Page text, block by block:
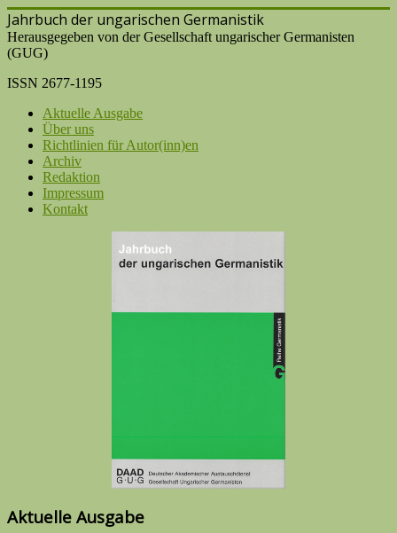
Jahrbuch der ungarischen Germanistik
Herausgegeben von der Gesellschaft ungarischer Germanisten
(GUG)
ISSN 2677-1195
Aktuelle Ausgabe
Über uns
Richtlinien für Autor(inn)en
Archiv
Redaktion
Impressum
Kontakt
Aktuelle Ausgabe